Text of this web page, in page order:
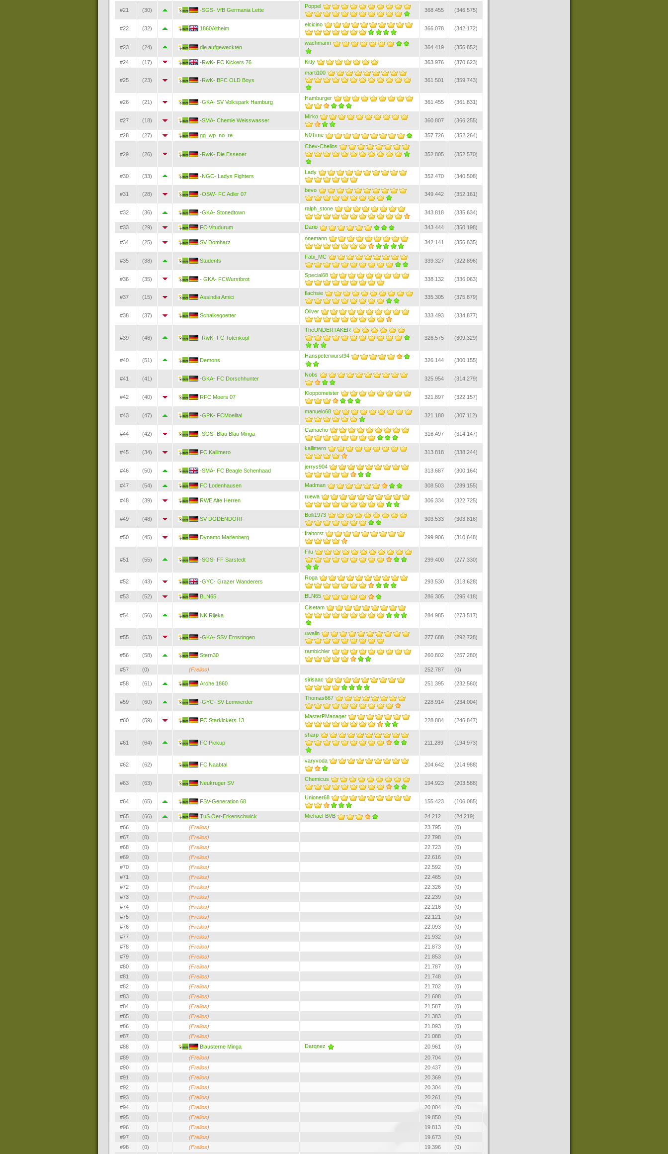
#21 (30) -SGS- VfB Germania Lette
Poppel
368.455 (346.575)
#22 (32) 1860Altheim
elcicino
366.078 (342.172)
#23 (24) die aufgeweckten
wachmann
364.419 (356.852)
#24 (17) -RwK- FC Kickers 76 Kitty 363.976 (370.623)
#25 (23) -RwK- BFC OLD Boys
marti100
361.501
(359.743)
#26 (21) -GKA- SV Volkspark Hamburg
Hamburger
361.455 (361.831)
#27 (18) -SMA- Chemie Weisswasser
Mirko
360.807 (366.255)
#28 (27) gg_wp_no_re N0Time 357.726 (352.264)
#29 (26) -RwK- Die Essener
Chev-Chelios
352.805
(352.570)
#30 (33) -NGC- Ladys Fighters
Lady
352.470 (340.508)
#31 (28) -OSW- FC Adler 07
bevo
349.442 (352.161)
#32 (36) -GKA- Stonedtown
ralph_stone
343.818 (335.634)
#33 (29) FC.Vitudurum Dario 343.444 (350.198)
#34 (25) SV Domharz
onemann
342.141 (356.835)
#35 (38) Students
Fabi_MC
339.327 (322.896)
#36 (35) - GKA- FCWurstbrot
Special68
338.132 (336.063)
#37 (15) Assindia Amici
flachsie
335.305 (375.879)
#38 (37) Schalkegoetter
Oliver
333.493 (334.877)
#39 (46) -RwK- FC Totenkopf
TheUNDERTAKER
326.575
(309.329)
#40 (51) Demons
Hanspeterwurst94
326.144 (300.155)
#41 (41) -GKA- FC Dorschhunter
Nobs
325.954 (314.279)
#42 (40) RFC Moers 07
Kloppomeister
321.897 (322.157)
#43 (47) -GPK- FCMoelltal
manuelo68
321.180 (307.112)
#44 (42) -SGS- Blau Blau Minga
Camacho
316.497 (314.147)
#45 (34) FC Kallimero
kallimero
313.818 (338.244)
#46 (50) -SMA- FC Beagle Schenhaad
jerrys904
313.687 (300.164)
#47 (54) FC Lodenhausen Madman 308.503 (289.155)
#48 (39) RWE Alte Herren
ruewa
306.334 (322.725)
#49 (48) SV DODENDORF
Bolli1973
303.533 (303.816)
#50 (45) Dynamo Marienberg
frahorst
299.906 (310.648)
#51 (55) -SGS- FF Sarstedt
Filu
299.400
(277.330)
#52 (43) -GYC- Grazer Wanderers
Roga
293.530 (313.628)
#53 (52) BLN65 BLN65 286.305 (295.418)
#54 (56) NK Rijeka
Cisetam
284.985
(273.517)
#55 (53) -GKA- SSV Ernsringen
uwalin
277.688 (292.728)
#56 (58) Stern30
rambichler
260.802 (257.280)
#57 (0) (Freilos) 252.787 (0)
#58 (61) Arche 1860
sirisaac
251.395 (232.560)
#59 (60) -GYC- SV Lemwerder
Thomas667
228.914 (234.004)
#60 (59) FC Starkickers 13
MasterPManager
228.884 (246.847)
#61 (64) FC Pickup
sharp
211.289
(194.973)
#62 (62) FC Naabtal
varyvoda
204.642 (214.988)
#63 (63) Neukruger SV
Chemicus
194.923 (203.588)
#64 (65) FSV-Generation 68
Unioner68
155.423 (106.085)
#65 (66) TuS Oer-Erkenschwick Michael-BVB 24.212
(24.219)
#66
(0) (Freilos) 23.795
(0)
#67
(0) (Freilos) 22.798
(0)
#68
(0) (Freilos) 22.723
(0)
#69
(0) (Freilos) 22.616
(0)
#70
(0) (Freilos) 22.592
(0)
#71
(0) (Freilos) 22.465
(0)
#72
(0) (Freilos) 22.326
(0)
#73
(0) (Freilos) 22.239
(0)
#74
(0) (Freilos) 22.216
(0)
#75
(0) (Freilos) 22.121
(0)
#76
(0) (Freilos) 22.093
(0)
#77
(0) (Freilos) 21.932
(0)
#78
(0) (Freilos) 21.873
(0)
#79
(0) (Freilos) 21.853
(0)
#80
(0) (Freilos) 21.787
(0)
#81
(0) (Freilos) 21.748
(0)
#82
(0) (Freilos) 21.702
(0)
#83
(0) (Freilos) 21.608
(0)
#84
(0) (Freilos) 21.587
(0)
#85
(0) (Freilos) 21.383
(0)
#86
(0) (Freilos) 21.093
(0)
#87
(0) (Freilos) 21.088
(0)
#88
(0) Blausterne Minga Darqnez 20.961
(0)
#89
(0) (Freilos) 20.704
(0)
#90
(0) (Freilos) 20.437
(0)
#91
(0) (Freilos) 20.369
(0)
#92
(0) (Freilos) 20.304
(0)
#93
(0) (Freilos) 20.261
(0)
#94
(0) (Freilos) 20.004
(0)
#95
(0) (Freilos) 19.850
(0)
#96
(0) (Freilos) 19.813
(0)
#97
(0) (Freilos) 19.673
(0)
#98
(0) (Freilos) 19.396 (0)